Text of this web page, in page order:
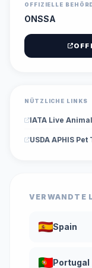
OFFIZIELLE
ONSSA
NÜTZLICHE LINKS
IATA Live
USDA APHIS Pet
VERWANDTE
Spain
Portugal